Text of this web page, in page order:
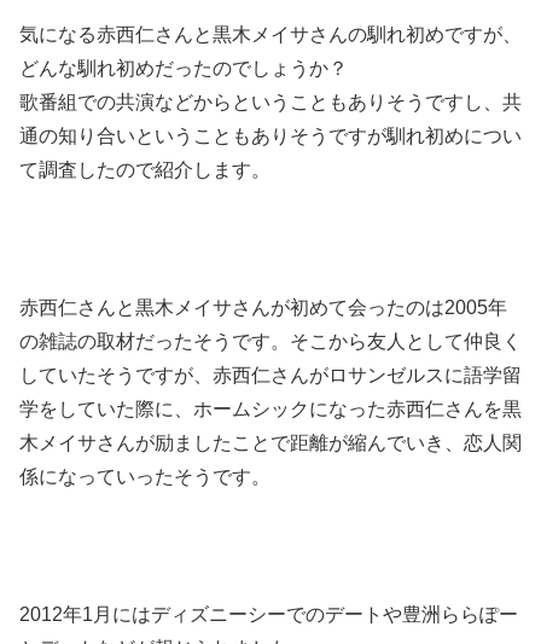
気になる赤西仁さんと黒木メイサさんの馴れ初めですが、
どんな馴れ初めだったのでしょうか？
歌番組での共演などからということもありそうですし、共
通の知り合いということもありそうですが馴れ初めについ
て調査したので紹介します。
赤西仁さんと黒木メイサさんが初めて会ったのは2005年
の雑誌の取材だったそうです。そこから友人として仲良く
していたそうですが、赤西仁さんがロサンゼルスに語学留
学をしていた際に、ホームシックになった赤西仁さんを黒
木メイサさんが励ましたことで距離が縮んでいき、恋人関
係になっていったそうです。
2012年1月にはディズニーシーでのデートや豊洲ららぽー